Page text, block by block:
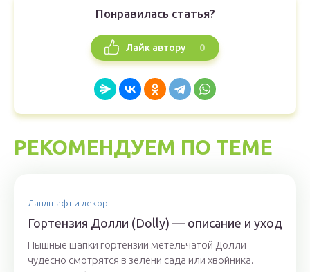
Понравилась статья?
Лайк автору 0
РЕКОМЕНДУЕМ ПО ТЕМЕ
Ландшафт и декор
Гортензия Долли (Dolly) — описание и уход
Пышные шапки гортензии метельчатой Долли
чудесно смотрятся в зелени сада или хвойника.